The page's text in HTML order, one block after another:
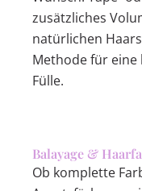
zusätzliches
natürlichen
Methode für
Fülle.
Balayage &
Ob komplette